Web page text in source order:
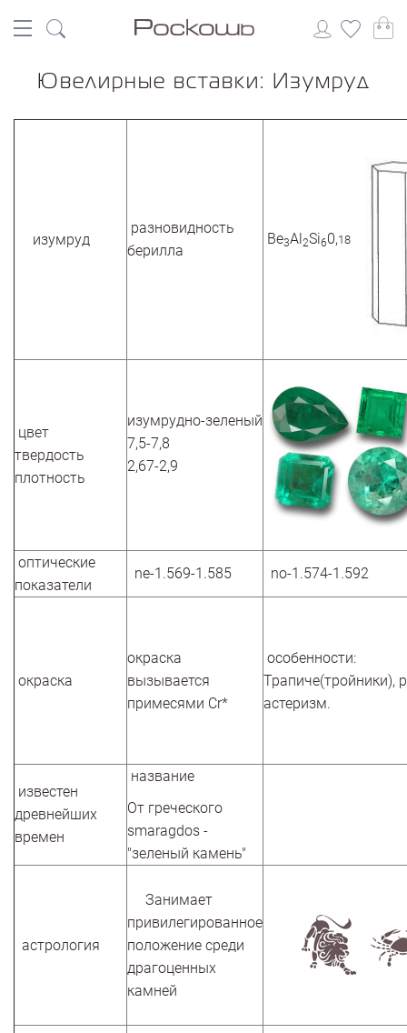
Ювелирные вставки: Изумруд
изумруд
разновидность
берилла
Be3Al2Si60,18
цвет
твердость
плотность
изумрудно-зеленый
7,5-7,8
2,67-2,9
оптические
показатели
ne-1.569-1.585 no-1.574-1.592
окраска
окраска
вызывается
примесями Cr*
особенности:
Трапиче(тройники),
астеризм.
известен
древнейших
времен
название
От греческого
smaragdos -
"зеленый камень"
астрология
Занимает
привилегированное
положение среди
драгоценных
камней